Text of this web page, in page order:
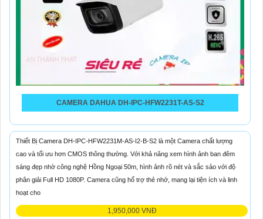
CAMERA DAHUA DH-IPC-HFW2231T-AS-S2
Thiết Bị Camera DH-IPC-HFW2231M-AS-I2-B-S2 là một Camera chất lượng
cao và tối ưu hơn CMOS thông thường. Với khả năng xem hình ảnh ban đêm
sáng đẹp nhờ công nghệ Hồng Ngoại 50m, hình ảnh rõ nét và sắc sảo với độ
phân giải Full HD 1080P. Camera cũng hổ trợ thẻ nhớ, mang lại tiện ích và linh
hoạt cho
1,950,000 VNĐ